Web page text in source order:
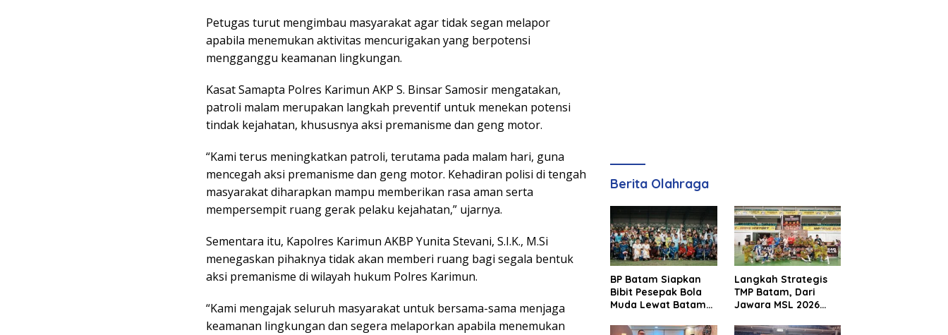
Petugas turut mengimbau masyarakat agar tidak segan melapor
apabila menemukan aktivitas mencurigakan yang berpotensi
mengganggu keamanan lingkungan.
Kasat Samapta Polres Karimun AKP S. Binsar Samosir mengatakan,
patroli malam merupakan langkah preventif untuk menekan potensi
tindak kejahatan, khususnya aksi premanisme dan geng motor.
“Kami terus meningkatkan patroli, terutama pada malam hari, guna
mencegah aksi premanisme dan geng motor. Kehadiran polisi di tengah
masyarakat diharapkan mampu memberikan rasa aman serta
mempersempit ruang gerak pelaku kejahatan,” ujarnya.
Sementara itu, Kapolres Karimun AKBP Yunita Stevani, S.I.K., M.Si
menegaskan pihaknya tidak akan memberi ruang bagi segala bentuk
aksi premanisme di wilayah hukum Polres Karimun.
“Kami mengajak seluruh masyarakat untuk bersama-sama menjaga
keamanan lingkungan dan segera melaporkan apabila menemukan
Berita Olahraga
BP Batam Siapkan
Bibit Pesepak Bola
Muda Lewat Batam
Grassroot Football
Langkah Strategis
TMP Batam, Dari
Jawara MSL 2026
Internasional